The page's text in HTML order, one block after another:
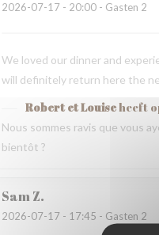
2026-07-17 - 20:00 - Gasten 2
We loved our dinner and
will definitely return here the
Robert et Louiseheeft
Nous sommes ravis que vous
bientôt ?
SamZ
2026-07-17 - 17:45 - Gasten 2